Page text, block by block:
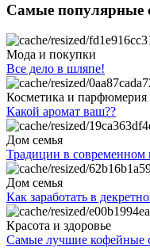
Самые популярные
Мода и покупки
Все дело в шляпе!
Косметика и парфюмерия
Какой аромат ваш??
Дом семья
Традиции в современном
Дом семья
Как заработать в
Красота и здоровье
Самые лучшие кофейные